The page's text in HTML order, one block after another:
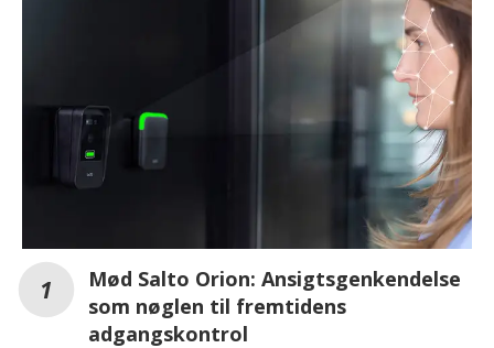
Mød Salto Orion: Ansigtsgenkendelse
som nøglen til fremtidens
adgangskontrol